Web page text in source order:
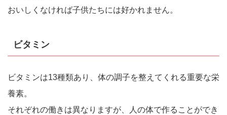
おいしくなければ子供たちには好かれません。
ビタミン
ビタミンは13種類あり、体の調子を整えてくれる重要な栄
養素。
それぞれの働きは異なりますが、人の体で作ることができ